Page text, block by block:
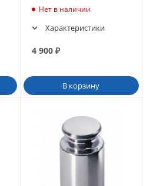
Нет в наличии
Характеристики
4 900₽
В корзину